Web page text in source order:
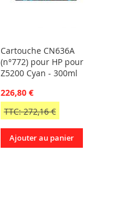
Cartouche CN636A
(n°772) pour HP pour
Z5200 Cyan - 300ml
226,80 €
TTC: 272,16 €
Ajouter au panier